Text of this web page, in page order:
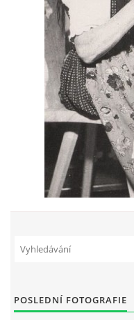
POSLEDNÍ FOTOGRAFIE